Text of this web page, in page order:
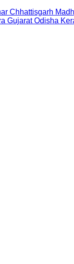
Chhattisgarh
Gujarat Odisha